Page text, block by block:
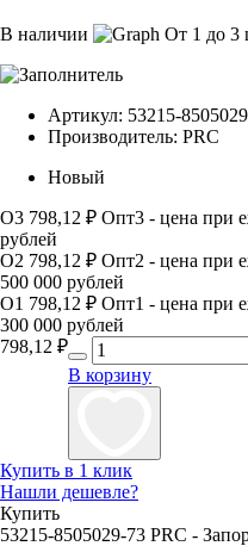
В наличии От 1 до 3
Артикул: 53215-
Производитель: PRC
Новый
О3 798,12 ₽ Опт3 - цена при
рублей
О2 798,12 ₽ Опт2 - цена при
500 000 рублей
О1 798,12 ₽ Опт1 - цена при
300 000 рублей
798,12 ₽
В корзину
Купить в 1 клик
Нашли дешевле?
Купить
53215-8505029-73 PRC -